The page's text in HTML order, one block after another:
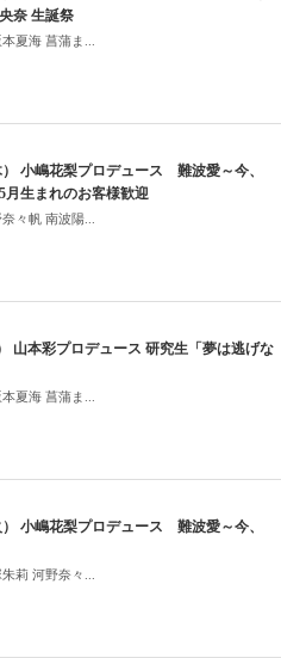
奈 生誕祭
夏海 菖蒲ま...
） 小嶋花梨プロデュース 難波愛～今、
月生まれのお客様歓迎
々帆 南波陽...
山本彩プロデュース 研究生「夢は逃げな
夏海 菖蒲ま...
） 小嶋花梨プロデュース 難波愛～今、
莉 河野奈々...